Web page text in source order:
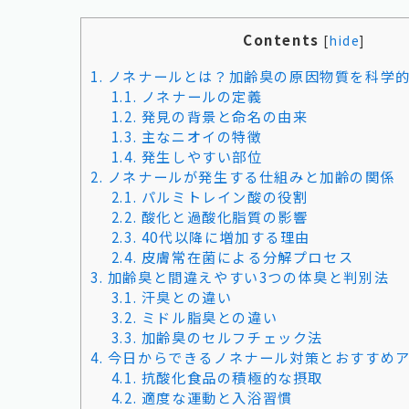
Contents [hide]
1. ノネナールとは？加齢臭の原因物質を科学
1.1. ノネナールの定義
1.2. 発見の背景と命名の由来
1.3. 主なニオイの特徴
1.4. 発生しやすい部位
2. ノネナールが発生する仕組みと加齢の関係
2.1. パルミトレイン酸の役割
2.2. 酸化と過酸化脂質の影響
2.3. 40代以降に増加する理由
2.4. 皮膚常在菌による分解プロセス
3. 加齢臭と間違えやすい3つの体臭と判別法
3.1. 汗臭との違い
3.2. ミドル脂臭との違い
3.3. 加齢臭のセルフチェック法
4. 今日からできるノネナール対策とおすすめ
4.1. 抗酸化食品の積極的な摂取
4.2. 適度な運動と入浴習慣